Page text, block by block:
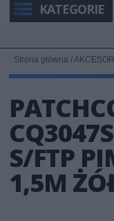
KATEGORIE
Strona główna /
S/FTP
1,5M